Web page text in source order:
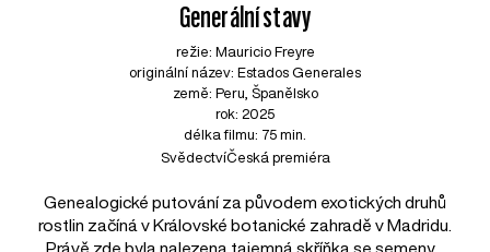
Generální stavy
režie: Mauricio Freyre
originální název: Estados Generales
země: Peru, Španělsko
rok: 2025
délka filmu: 75 min.
SvědectvíČeská premiéra
Genealogické putování za původem exotických druhů
rostlin začíná v Královské botanické zahradě v Madridu.
Právě zde byla nalezena tajemná skříňka se semeny...